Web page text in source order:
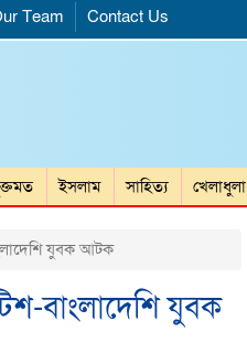
Team Contact Us
ইসলাম সাহিত্য খেলাধুলা
যুবক আটক
বাংলাদেশি যুবক